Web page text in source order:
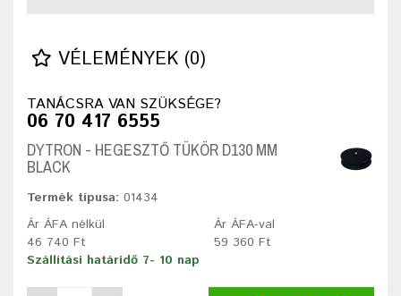
VÉLEMÉNYEK (0)
TANÁCSRA VAN SZÜKSÉGE?
06 70 417 6555
DYTRON - HEGESZTŐ TÜKÖR D130 MM
BLACK
Termék típusa: 01434
Ár ÁFA nélkül
46 740 Ft
Ár ÁFA-val
59 360 Ft
Szállítási határidő 7- 10 nap